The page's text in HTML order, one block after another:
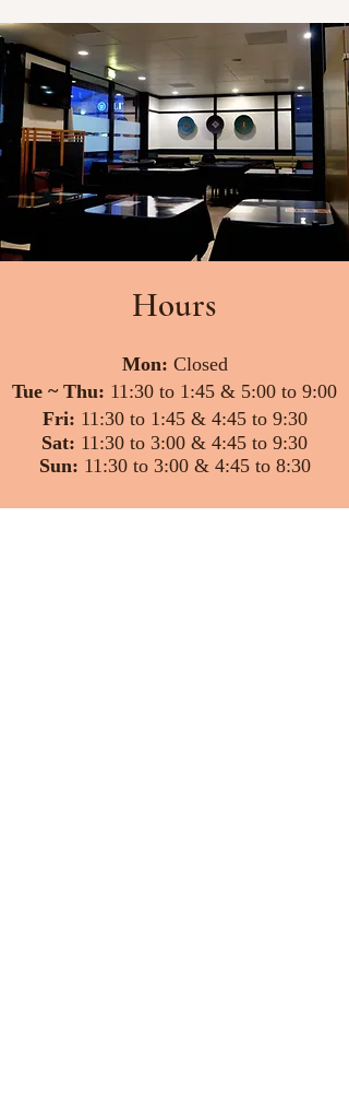
Hours
Mon: Closed
Tue ~ Thu: 11:30 to 1:45 & 5:00 to 9:00
Fri: 11:30 to 1:45 & 4:45 to 9:30
Sat: 11:30 to 3:00 & 4:45 to 9:30
Sun: 11:30 to 3:00 & 4:45 to 8:30